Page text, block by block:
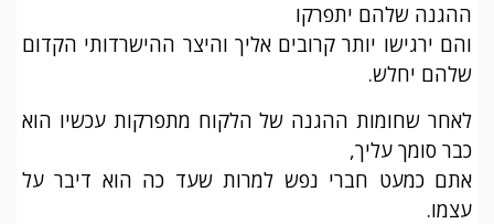
ההגנה שלהם יתפרקו
והם ירגישו יותר קרובים אליך והיצר ההישרדותי הקדום
שלהם יחלש.
לאחר שחומות ההגנה של הלקוח מתפרקות עכשיו הוא
כבר סומך עליך,
אתם כמעט חברי נפש למרות שעד כה הוא דיבר על
עצמו.